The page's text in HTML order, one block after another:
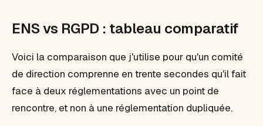
ENS vs RGPD : tableau comparatif
Voici la comparaison que j'utilise pour qu'un comité
de direction comprenne en trente secondes qu'il fait
face à deux réglementations avec un point de
rencontre, et non à une réglementation dupliquée.